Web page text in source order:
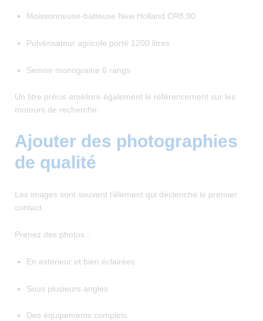
Moissonneuse-batteuse New Holland CR8.90
Pulvérisateur agricole porté 1200 litres
Semoir monograine 6 rangs
Un titre précis améliore également le référencement sur les
moteurs de recherche.
Ajouter des photographies
de qualité
Les images sont souvent l’élément qui déclenche le premier
contact.
Prenez des photos :
En extérieur et bien éclairées
Sous plusieurs angles
Des équipements complets